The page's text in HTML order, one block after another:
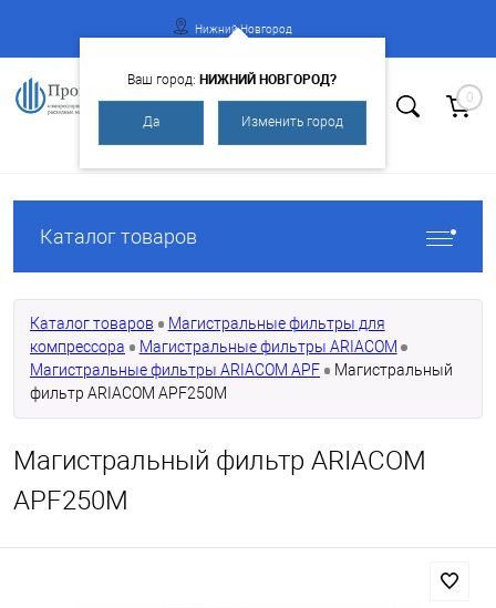
Нижний Новгород
Ваш город: НИЖНИЙ НОВГОРОД?
Да Изменить город
0
Каталог товаров
Каталог товаров
Магистральные фильтры для
компрессора
Магистральные фильтры ARIACOM
Магистральные фильтры ARIACOM APF
Магистральный
фильтр ARIACOM APF250М
Магистральный фильтр ARIACOM
APF250М